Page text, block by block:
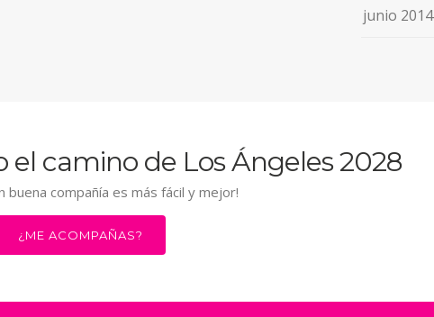
junio 2014
el camino de Los Ángeles 2028
buena compañía es más fácil y mejor!
¿ME ACOMPAÑAS?